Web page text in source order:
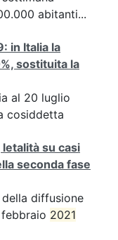
abitanti...
in Italia la
sostituita la
al 20 luglio
cosiddetta
su casi
seconda fase
diffusione
2021